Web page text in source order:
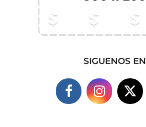
SIGUENOS EN